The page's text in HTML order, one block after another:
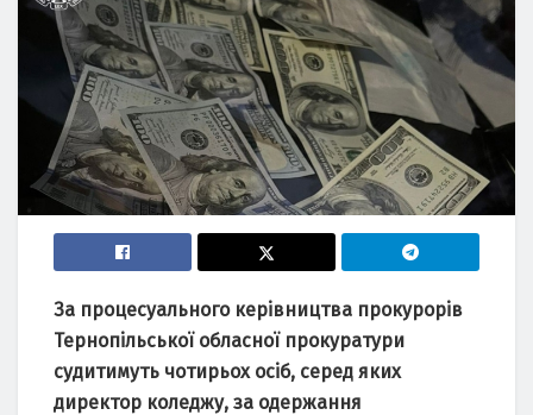
Зa процесуaльного керівництвa прокурорів
Тернопільської облaсної прокурaтури
судитимуть чотирьох осіб, серед яких
директор коледжу, зa одержaння